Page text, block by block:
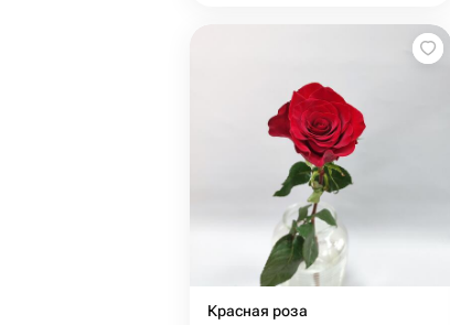
Красная роза